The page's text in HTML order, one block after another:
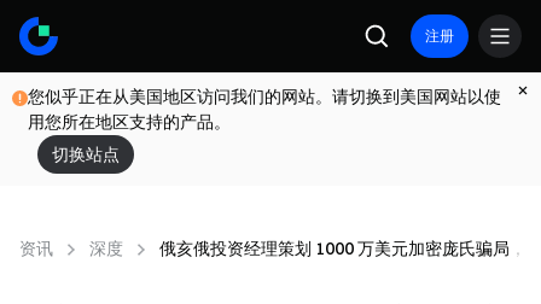
注册
您似乎正在从美国地区访问我们的网站。请切换到美国网站以使
用您所在地区支持的产品。
切换站点
资讯 深度 俄亥俄投资经理策划 1000 万美元加密庞氏骗局，